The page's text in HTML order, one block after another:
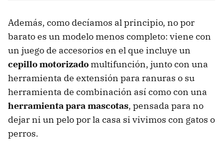
Además, como decíamos al principio, no por
barato es un modelo menos completo: viene con
un juego de accesorios en el que incluye un
cepillo motorizado multifunción, junto con una
herramienta de extensión para ranuras o su
herramienta de combinación así como con una
herramienta para mascotas, pensada para no
dejar ni un pelo por la casa si vivimos con gatos o
perros.